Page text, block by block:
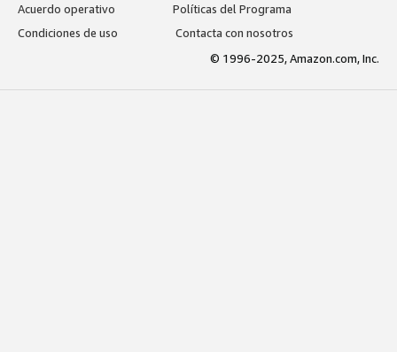
Acuerdo operativo
Políticas del Programa
Condiciones de uso
Contacta con nosotros
© 1996-2025, Amazon.com, Inc.